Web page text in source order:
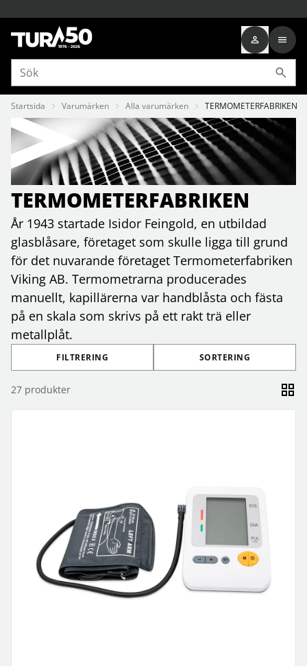
Startsida Varumärken Alla varumärken TERMOMETERFABRIKEN
TERMOMETERFABRIKEN
År 1943 startade Isidor Feingold, en utbildad
glasblåsare, företaget som skulle ligga till grund
för det nuvarande företaget Termometerfabriken
Viking AB. Termometrarna producerades
manuellt, kapillärerna var handblåsta och fästa
på en skala som skrivs på ett rakt trä eller
metallplåt.
FILTRERING SORTERING
27 produkter